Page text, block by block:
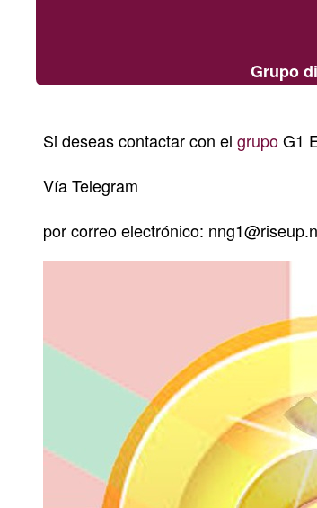
Grupo
Si deseas contactar con el grupoG1
VíaTelegram
por correo electrónico: